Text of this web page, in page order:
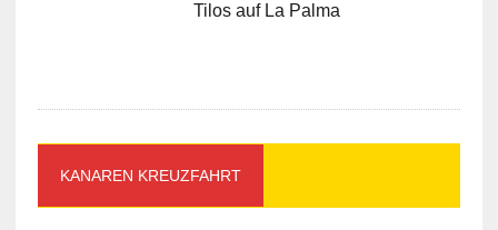
Tilos auf La Palma
KANAREN KREUZFAHRT